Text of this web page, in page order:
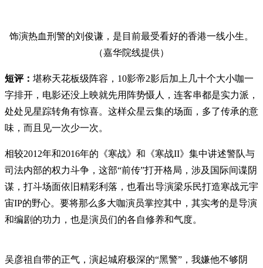
饰演热血刑警的刘俊谦，是目前最受看好的香港一线小生。
（嘉华院线提供）
短评： 堪称天花板级阵容，10影帝2影后加上几十个大小咖一
字排开，电影还没上映就先用阵势慑人，连客串都是实力派，
处处见星踪转角有惊喜。这样众星云集的场面，多了传承的意
味，而且见一次少一次。
相较2012年和2016年的《寒战》和《寒战II》集中讲述警队与
司法内部的权力斗争，这部“前传”打开格局，涉及国际间谍阴
谋，打斗场面依旧精彩利落，也看出导演梁乐民打造寒战元宇
宙IP的野心。要将那么多大咖演员掌控其中，其实考的是导演
和编剧的功力，也是演员们的各自修养和气度。
吴彦祖自带的正气，演起城府极深的“黑警”，我嫌他不够阴